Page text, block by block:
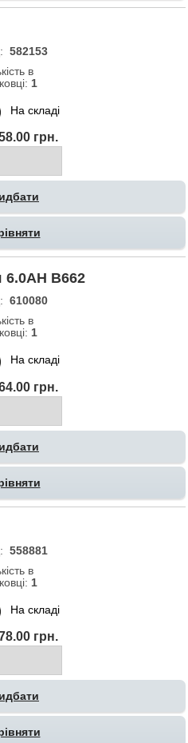
582153
в
1
На складі
грн.
B662
610080
в
1
На складі
грн.
558881
в
1
На складі
грн.